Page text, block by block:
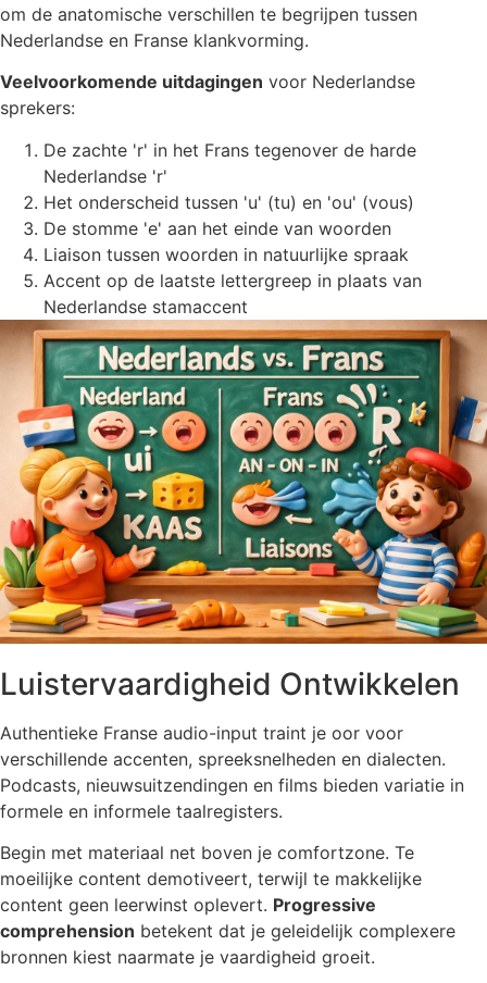
om de anatomische verschillen te begrijpen tussen
Nederlandse en Franse klankvorming.
Veelvoorkomende uitdagingen voor Nederlandse
sprekers:
De zachte 'r' in het Frans tegenover de harde
Nederlandse 'r'
Het onderscheid tussen 'u' (tu) en 'ou' (vous)
De stomme 'e' aan het einde van woorden
Liaison tussen woorden in natuurlijke spraak
Accent op de laatste lettergreep in plaats van
Nederlandse stamaccent
Luistervaardigheid Ontwikkelen
Authentieke Franse audio-input traint je oor voor
verschillende accenten, spreeksnelheden en dialecten.
Podcasts, nieuwsuitzendingen en films bieden variatie in
formele en informele taalregisters.
Begin met materiaal net boven je comfortzone. Te
moeilijke content demotiveert, terwijl te makkelijke
content geen leerwinst oplevert. Progressive
comprehension betekent dat je geleidelijk complexere
bronnen kiest naarmate je vaardigheid groeit.